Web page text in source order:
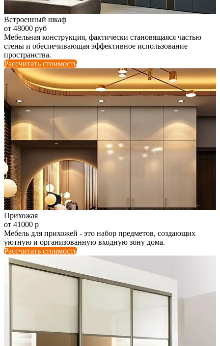
Встроенный шкаф
от 48000 руб
Мебельная конструкция, фактически становящаяся частью
стены и обеспечивающая эффективное использование
пространства.
Рассчитать стоимость
Прихожая
от 41000 р
Мебель для прихожей - это набор предметов, создающих
уютную и организованную входную зону дома.
Рассчитать стоимость